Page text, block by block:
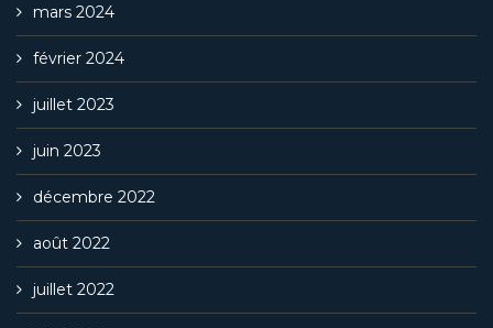
mars 2024
février 2024
juillet 2023
juin 2023
décembre 2022
août 2022
juillet 2022